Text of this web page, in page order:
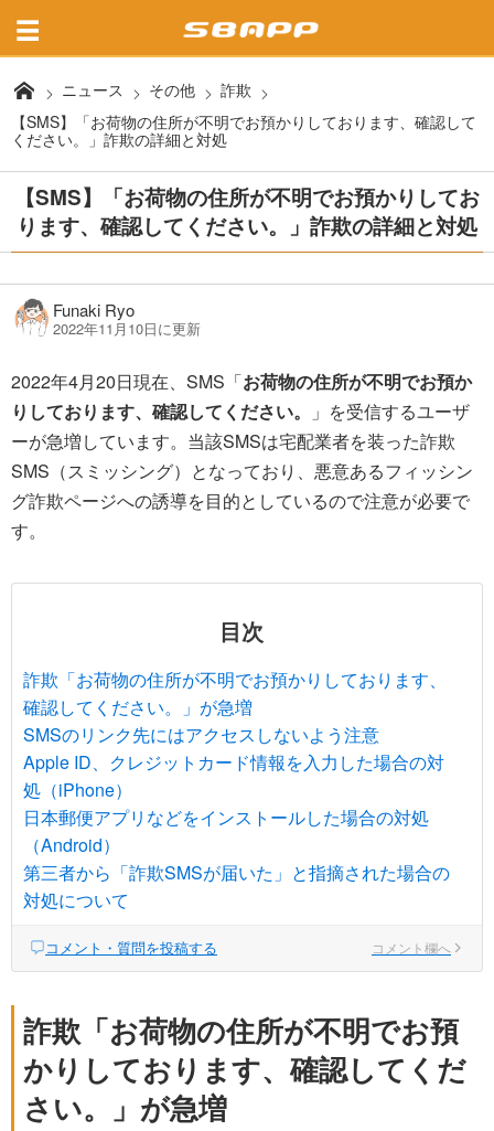
ニュース その他
詐欺
【SMS】「お荷物の住所が不明でお預かりしております、確認して
ください。」詐欺の詳細と対処
【SMS】「お荷物の住所が不明でお預かりしてお
ります、確認してください。」詐欺の詳細と対処
Funaki Ryo
2022年11月10日に更新
2022年4月20日現在、SMS「お荷物の住所が不明でお預か
りしております、確認してください。
」を受信するユーザ
ーが急増しています。当該SMSは宅配業者を装った詐欺
SMS（スミッシング）となっており、悪意あるフィッシン
グ詐欺ページへの誘導を目的としているので注意が必要で
す。
目次
詐欺「お荷物の住所が不明でお預かりしております、
確認してください。」が急増
SMSのリンク先にはアクセスしないよう注意
Apple ID、クレジットカード情報を入力した場合の対
処（iPhone）
日本郵便アプリなどをインストールした場合の対処
（Android）
第三者から「詐欺SMSが届いた」と指摘された場合の
対処について
コメント・質問を投稿する コメント欄へ
詐欺「お荷物の住所が不明でお預
かりしております、確認してくだ
さい。
」が急増